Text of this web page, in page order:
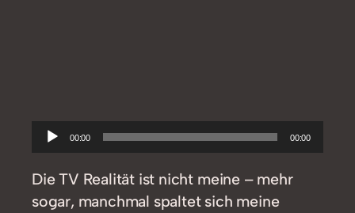
Audio-
Player
00:00 00:00
Die TV Realität ist nicht meine – mehr
sogar, manchmal spaltet sich meine